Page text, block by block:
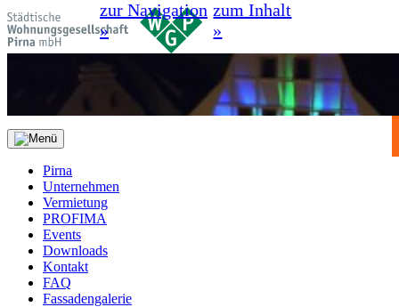
zur Navigation
»
zum Inhalt
»
Pirna
Unternehmen
Vermietung
PROFIMA
Events
Downloads
Kontakt
FAQ
Fassadengalerie